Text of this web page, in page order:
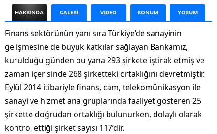
HAKKINDA GALERİ VİDEO KONUM YORUM
Finans sektörünün yanı sıra Türkiye’de sanayinin
gelişmesine de büyük katkılar sağlayan Bankamız,
kurulduğu günden bu yana 293 şirkete iştirak etmiş ve
zaman içerisinde 268 şirketteki ortaklığını devretmiştir.
Eylül 2014 itibariyle finans, cam, telekomünikasyon ile
sanayi ve hizmet ana gruplarında faaliyet gösteren 25
şirkette doğrudan ortaklığı bulunurken, dolaylı olarak
kontrol ettiği şirket sayısı 117’dir.